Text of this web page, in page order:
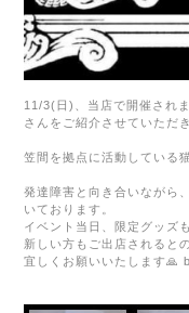
11/3( 日 )、 当店で開催され
さんをご紹介させていただ
笠間を拠点に活動している
発達障害と向き合いながら
いております。
イベント当日、限定グッズ
新しい方もご出店されると
宜しくお願いいたします🙏